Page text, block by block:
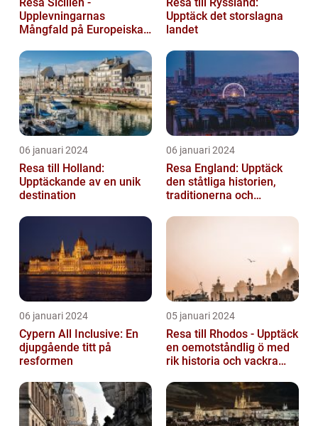
Upplevningarnas
Mångfald på Europeiska
Upptäck det storslagna
landet
06 januari 2024
Resa till Holland:
Upptäckande av en unik
destination
06 januari 2024
Resa England: Upptäck
den ståtliga historien,
traditionerna och
06 januari 2024
Cypern All Inclusive: En
djupgående titt på
resformen
05 januari 2024
Resa till Rhodos - Upptäck
en oemotståndlig ö med
rik historia och vackra